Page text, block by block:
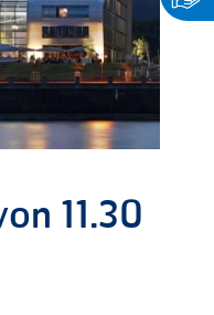
11.30